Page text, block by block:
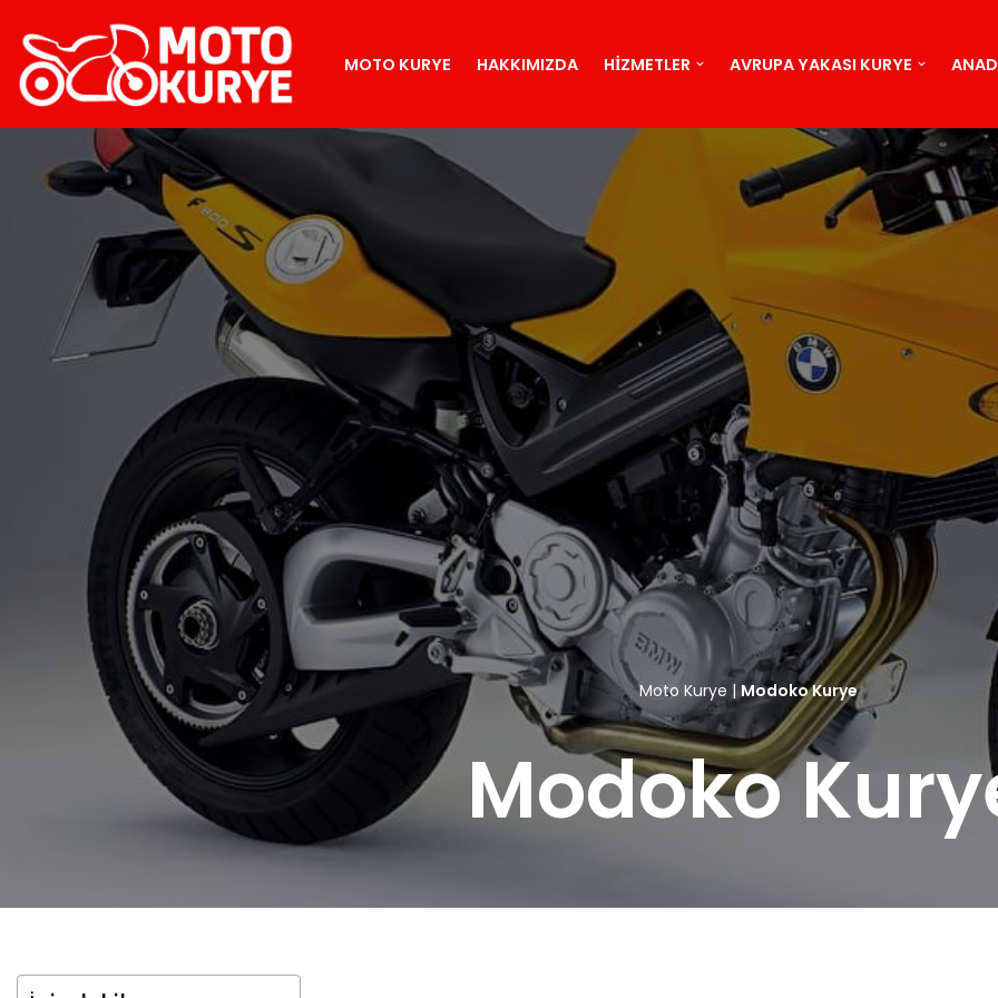
İçeriğe
geç
MOTO KURYE HAKKIMIZDA HIZMETLER AVRUPA YAKASI KURYE
Moto Kurye | Modoko Kurye
Modoko